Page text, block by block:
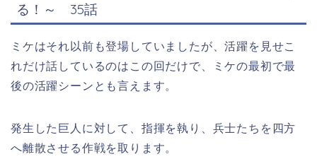
る！～ 35話
ミケはそれ以前も登場していましたが、活躍を見せこ
れだけ話しているのはこの回だけで、ミケの最初で最
後の活躍シーンとも言えます。
発生した巨人に対して、指揮を執り、兵士たちを四方
へ離散させる作戦を取ります。